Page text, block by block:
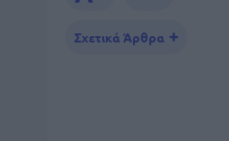
Σχετικά Άρθρα